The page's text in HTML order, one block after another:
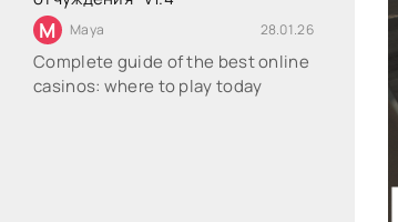
M Maya 28.01.26
Complete guide of the best online
casinos: where to play today